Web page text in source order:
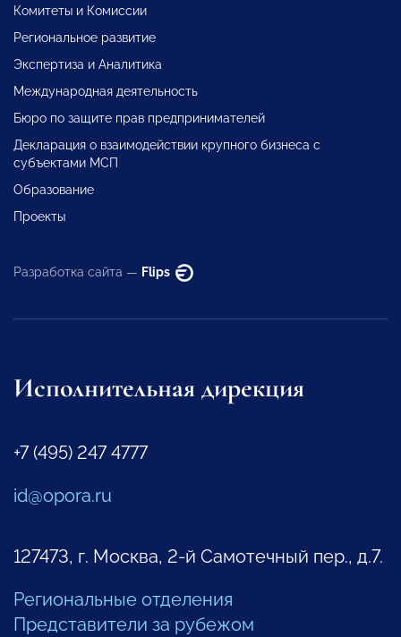
Комитеты и Комиссии
Региональное развитие
Экспертиза и Аналитика
Международная деятельность
Бюро по защите прав предпринимателей
Декларация о взаимодействии крупного бизнеса с
субъектами МСП
Образование
Проекты
Разработка сайта — Flips
Исполнительная дирекция
+7 (495) 247 4777
id@opora.ru
127473, г. Москва, 2-й Самотечный пер., д.7.
Региональные отделения
Представители за рубежом